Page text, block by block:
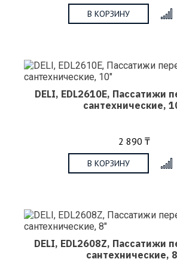
В КОРЗИНУ
DELI, EDL2610E, Пассатижи
сантехнические,
2 890 ₸
В КОРЗИНУ
DELI, EDL2608Z, Пассатижи
сантехнические,